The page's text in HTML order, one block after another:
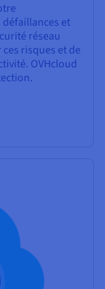
et
réseau
risques et de
OVHcloud